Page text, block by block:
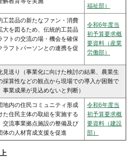
福祉部）
工芸品の新たなファン・消費
大を図るため、伝統的工芸品
フトの交流の場・機会を確保
ラフトパーソンとの連携を促
令和6年度当
初予算要求概
要資料（産業
労働部）
見送り（事業化に向けた検討の結果、農業生
採算性などの観点から現場での導入が困難で
事業成果が見込めないと判断）
地内の住民コミュニティ形成
た住民主体の取組を実施する
交流事業拠点施設の整備及び
体の人材育成支援を促進
令和6年度当
初予算要求概
要資料（建設
部）